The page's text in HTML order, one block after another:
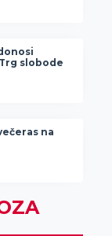
slobode
na